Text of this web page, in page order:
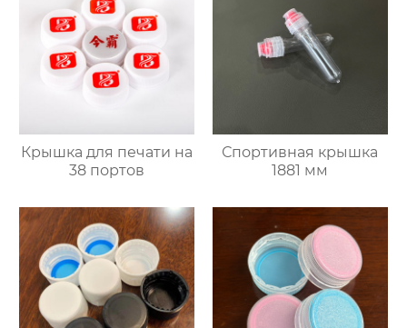
Крышка для печати на
38 портов
Спортивная крышка
1881 мм